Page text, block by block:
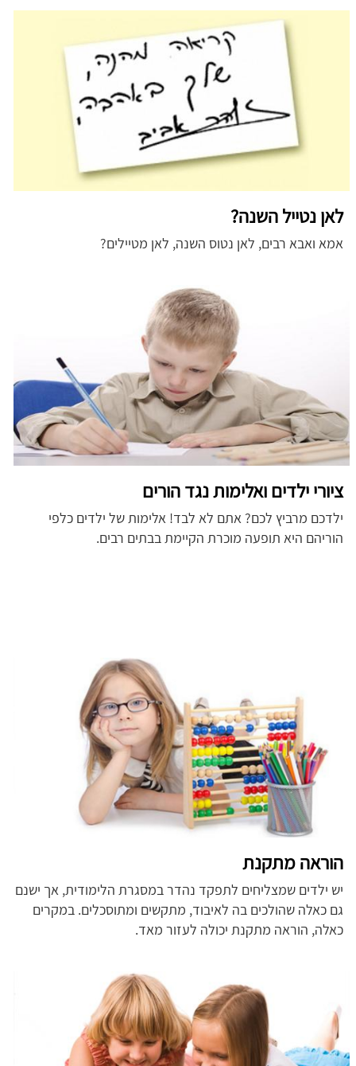
לאן נטייל השנה?
אמא ואבא רבים, לאן נטוס השנה, לאן מטיילים?
ציורי ילדים ואלימות נגד הורים
ילדכם מרביץ לכם? אתם לא לבד! אלימות של ילדים כלפי
הוריהם היא תופעה מוכרת הקיימת בבתים רבים.
הוראה מתקנת
יש ילדים שמצליחים לתפקד נהדר במסגרת הלימודית, אך ישנם
גם כאלה שהולכים בה לאיבוד, מתקשים ומתוסכלים. במקרים
כאלה, הוראה מתקנת יכולה לעזור מאד.